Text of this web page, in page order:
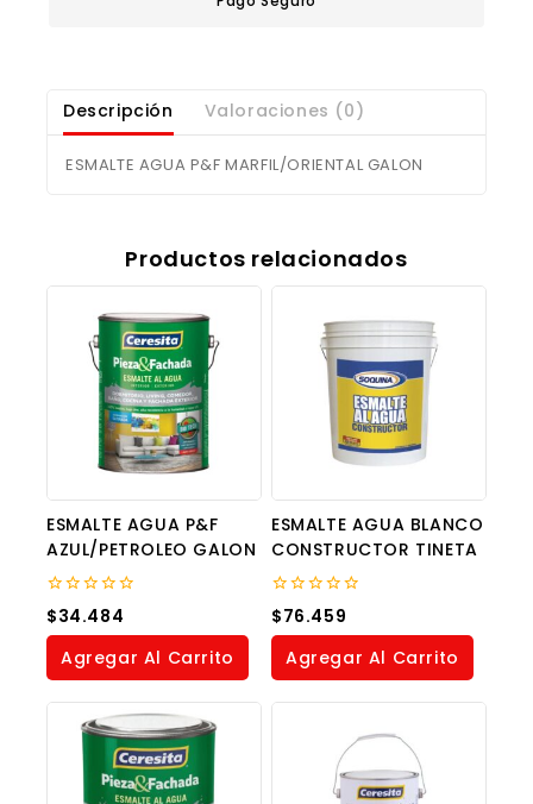
Descripción Valoraciones (0)
ESMALTE AGUA P&F MARFIL/ORIENTAL GALON
Productos relacionados
ESMALTE AGUA P&F
AZUL/PETROLEO GALON
0
out
of
$34.484
Agregar Al Carrito
ESMALTE AGUA BLANCO
CONSTRUCTOR TINETA
0
out
of
$76.459
Agregar Al Carrito